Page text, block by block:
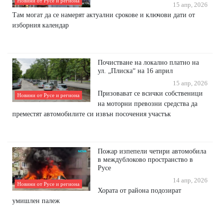
15 апр, 2026
Там могат да се намерят актуални срокове и ключови дати от
изборния календар
Новини от Русе и региона
Почистване на локално платно на
ул. „Плиска“ на 16 април
15 апр, 2026
Призовават се всички собственици
на моторни превозни средства да
преместят автомобилите си извън посочения участък
Новини от Русе и региона
Пожар изпепели четири автомобила
в междублоково пространство в
Русе
14 апр, 2026
Хората от района подозират
умишлен палеж